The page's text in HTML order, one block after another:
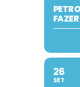
26
SET